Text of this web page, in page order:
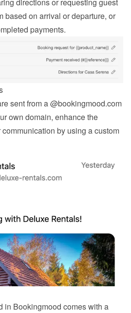
based on arrival or departure, or
payments.
sent from a @bookingmood.com
own domain, enhance the
by using a custom
in Bookingmood comes with a